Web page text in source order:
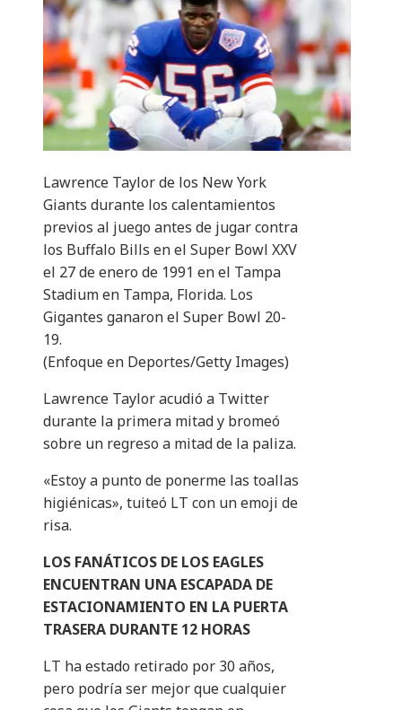
Lawrence Taylor de los New York
Giants durante los calentamientos
previos al juego antes de jugar contra
los Buffalo Bills en el Super Bowl XXV
el 27 de enero de 1991 en el Tampa
Stadium en Tampa, Florida. Los
Gigantes ganaron el Super Bowl 20-
19.
(Enfoque en Deportes/Getty Images)
Lawrence Taylor acudió a Twitter
durante la primera mitad y bromeó
sobre un regreso a mitad de la paliza.
«Estoy a punto de ponerme las toallas
higiénicas», tuiteó LT con un emoji de
risa.
LOS FANÁTICOS DE LOS EAGLES
ENCUENTRAN UNA ESCAPADA DE
ESTACIONAMIENTO EN LA PUERTA
TRASERA DURANTE 12 HORAS
LT ha estado retirado por 30 años,
pero podría ser mejor que cualquier